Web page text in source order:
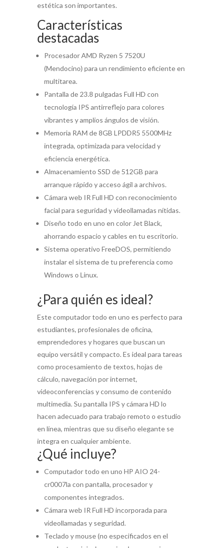
estética son importantes.
Características
destacadas
Procesador AMD Ryzen 5 7520U
(Mendocino) para un rendimiento eficiente en
multitarea.
Pantalla de 23.8 pulgadas Full HD con
tecnología IPS antirreflejo para colores
vibrantes y amplios ángulos de visión.
Memoria RAM de 8GB LPDDR5 5500MHz
integrada, optimizada para velocidad y
eficiencia energética.
Almacenamiento SSD de 512GB para
arranque rápido y acceso ágil a archivos.
Cámara web IR Full HD con reconocimiento
facial para seguridad y videollamadas nítidas.
Diseño todo en uno en color Jet Black,
ahorrando espacio y cables en tu escritorio.
Sistema operativo FreeDOS, permitiendo
instalar el sistema de tu preferencia como
Windows o Linux.
¿Para quién es ideal?
Este computador todo en uno es perfecto para
estudiantes, profesionales de oficina,
emprendedores y hogares que buscan un
equipo versátil y compacto. Es ideal para tareas
como procesamiento de textos, hojas de
cálculo, navegación por internet,
videoconferencias y consumo de contenido
multimedia. Su pantalla IPS y cámara HD lo
hacen adecuado para trabajo remoto o estudio
en línea, mientras que su diseño elegante se
integra en cualquier ambiente.
¿Qué incluye?
Computador todo en uno HP AIO 24-
cr0007la con pantalla, procesador y
componentes integrados.
Cámara web IR Full HD incorporada para
videollamadas y seguridad.
Teclado y mouse (no especificados en el